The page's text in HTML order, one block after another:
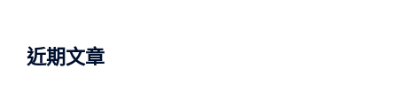
字:
近期文章